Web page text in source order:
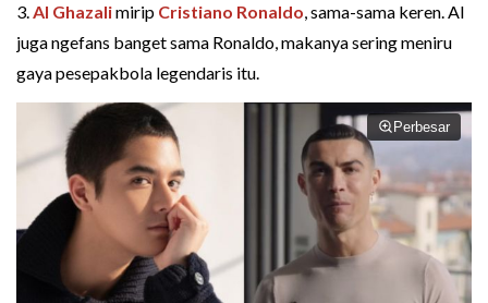
3.Al Ghazalimirip Cristiano Ronaldo, sama-sama keren. Al
juga ngefans banget sama Ronaldo, makanya sering meniru
gaya pesepakbola legendaris itu.
Perbesar